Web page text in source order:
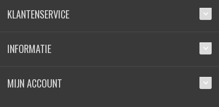
KLANTENSERVICE
INFORMATIE
MIJN ACCOUNT